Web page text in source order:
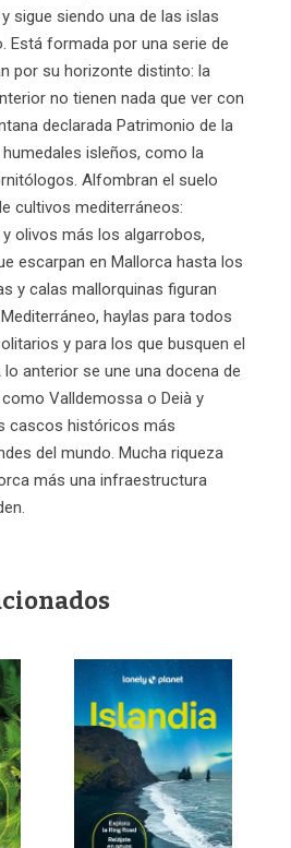
sigue siendo una de las islas
Está formada por una serie de
por su horizonte distinto: la
no tienen nada que ver con
declarada Patrimonio de la
isleños, como la
Alfombran el suelo
cultivos mediterráneos:
olivos más los algarrobos,
escarpan en Mallorca hasta los
y calas mallorquinas figuran
haylas para todos
y para los que busquen el
anterior se une una docena de
Valldemossa o Deià y
cascos históricos más
del mundo. Mucha riqueza
más una infraestructura